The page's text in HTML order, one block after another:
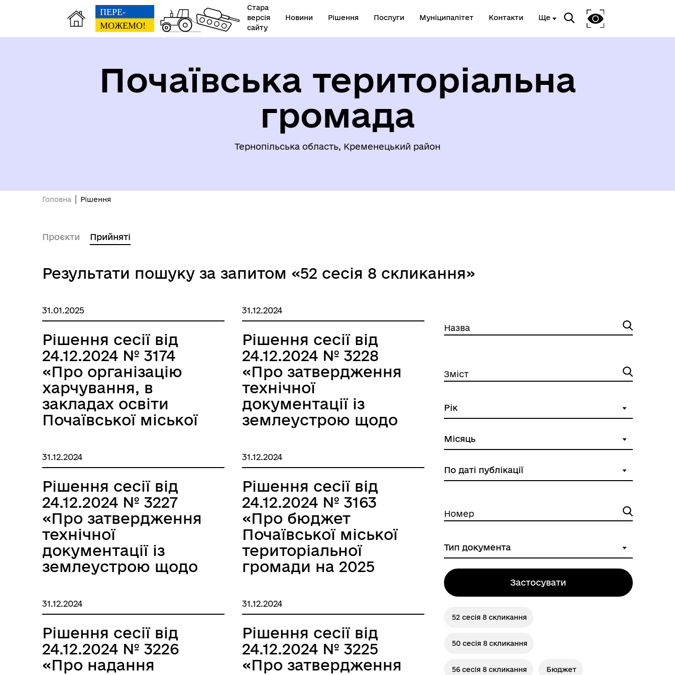
Стара
версія
сайту
Новини Рішення Послуги Муніципалітет Контакти Ще
Фінанси
Публічна інформація
Вулик
Молодіжна рада
Інформація для ВПО
Верховна Рада України
Кабінет Міністрів України
справах дітей
Почаївська територіальна
громада
Тернопільська область, Кременецький район
Головна Рішення
Проєкти Прийняті
Результати пошуку за запитом «52 сесія 8 скликання»
31.01.2025
Рішення сесії від
24.12.2024 № 3174
«Про організацію
харчування, в
закладах освіти
Почаївської міської
громади у 2025
році»
31.12.2024
Рішення сесії від
24.12.2024 № 3228
«Про затвердження
технічної
документації із
землеустрою щодо
(відновлення) меж
земельних ділянок в
натурі (на
місцевості) площею
0,1229 га, площею
1,5448 га, для
ведення товарного
сільськогосподарського
виробництва за
межами с. Лосятин
на території
Почаївської міської
територіальної
громади, гр.
31.12.2024
Рішення сесії від
24.12.2024 № 3227
«Про затвердження
технічної
документації із
землеустрою щодо
(відновлення) меж
земельної ділянки в
натурі (на
місцевості) площею
0,2500 га для
31.12.2024
Рішення сесії від
24.12.2024 № 3163
«Про бюджет
Почаївської міської
територіальної
громади на 2025
31.12.2024
Рішення сесії від
24.12.2024 № 3226
«Про надання
31.12.2024
Рішення сесії від
24.12.2024 № 3225
«Про затвердження
Назва
Зміст
Номер
Застосувати
52 сесія 8 скликання
50 сесія 8 скликання
56 сесія 8 скликання Бюджет